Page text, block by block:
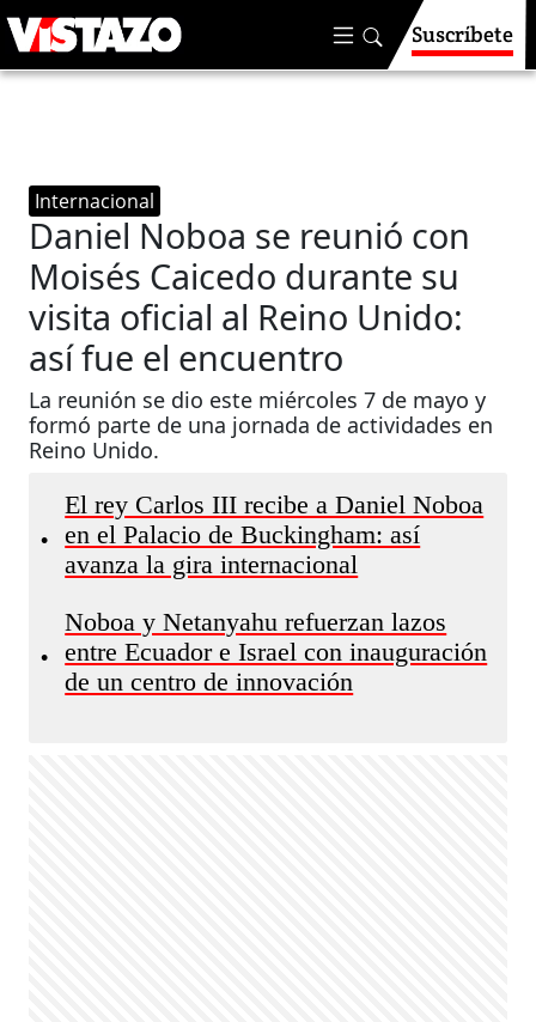
Suscríbete
Internacional
Daniel Noboa se reunió con
Moisés Caicedo durante su
visita oficial al Reino Unido:
así fue el encuentro
La reunión se dio este miércoles 7 de mayo y
formó parte de una jornada de actividades en
Reino Unido.
•
El rey Carlos III recibe a Daniel Noboa
en el Palacio de Buckingham: así
avanza la gira internacional
•
Noboa y Netanyahu refuerzan lazos
entre Ecuador e Israel con inauguración
de un centro de innovación